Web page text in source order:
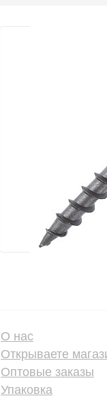
О нас
Открываете
Оптовые заказы
Упаковка